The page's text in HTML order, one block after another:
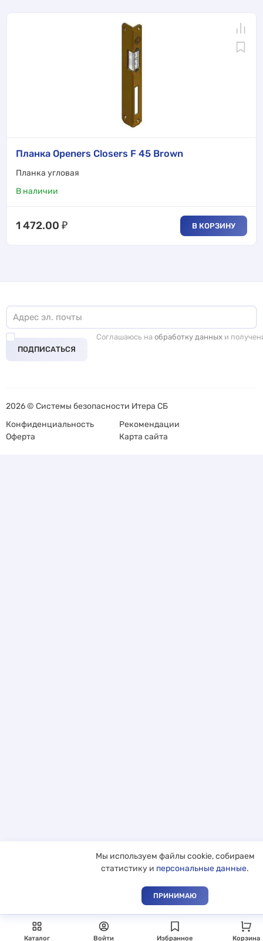
Каталог Войти Избранное Корзина
Планка Openers Closers F 45 Brown
Планка угловая
В наличии
1 472.00 ₽ В КОРЗИНУ
ПОДПИСАТЬСЯ
Соглашаюсь на обработку данных и
2026 © Системы безопасности Итера СБ
Конфиденциальность
Рекомендации
Оферта
Карта сайта
Мы используем файлы cookie, собираем
статистику и персональные данные.
ПРИНИМАЮ